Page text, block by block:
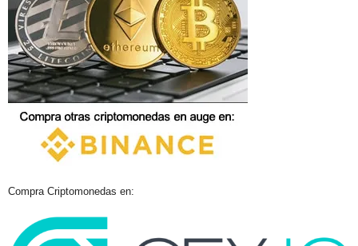
Compra Criptomonedas en: